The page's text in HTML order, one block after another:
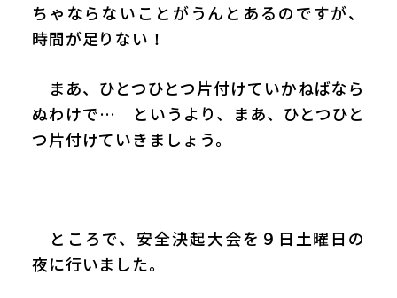
ちゃならないことがうんとあるのですが、
時間が足りない！
まあ、ひとつひとつ片付けていかねばなら
ぬわけで… というより、まあ、ひとつひと
つ片付けていきましょう。
ところで、安全決起大会を９日土曜日の
夜に行いました。